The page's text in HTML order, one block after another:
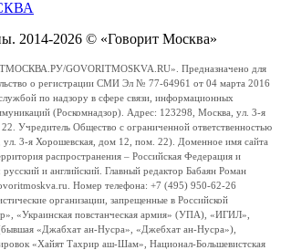
2014-2026 © «Говорит Москва»
GOVORITMOSKVA.RU». Предназначено для
о регистрации СМИ Эл № 77-64961 от 04 марта 2016
по надзору в сфере связи, информационных
(Роскомнадзор). Адрес: 123298, Москва, ул. 3-я
Учредитель Общество с ограниченной ответственностью
3-я Хорошевская, дом 12, пом. 22). Доменное имя сайта
распространения – Российская Федерация и
и английский. Главный редактор Бабаян Роман
Номер телефона: +7 (495) 950-62-26
организации, запрещенные в Российской
«Украинская повстанческая армия» (УПА), «ИГИЛ»,
«Джабхат ан-Нусра», «Джебхат ан-Нусра»),
«Хайят Тахрир аш-Шам», Национал-Большевистская